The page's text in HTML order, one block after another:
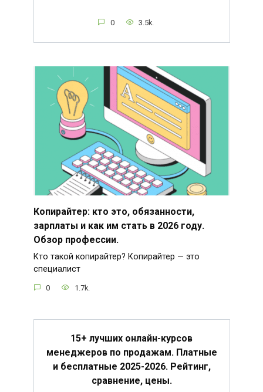
0 3.5k.
Копирайтер: кто это, обязанности,
зарплаты и как им стать в 2026 году.
Обзор профессии.
Кто такой копирайтер? Копирайтер — это
специалист
0 1.7k.
15+ лучших онлайн-курсов
менеджеров по продажам. Платные
и бесплатные 2025-2026. Рейтинг,
сравнение, цены.